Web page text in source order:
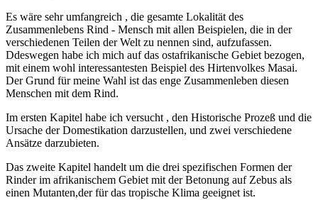
Es wäre sehr umfangreich , die gesamte Lokalität des
Zusammenlebens Rind - Mensch mit allen Beispielen, die in der
verschiedenen Teilen der Welt zu nennen sind, aufzufassen.
Ddeswegen habe ich mich auf das ostafrikanische Gebiet bezogen,
mit einem wohl interessantesten Beispiel des Hirtenvolkes Masai.
Der Grund für meine Wahl ist das enge Zusammenleben diesen
Menschen mit dem Rind.
Im ersten Kapitel habe ich versucht , den Historische Prozeß und die
Ursache der Domestikation darzustellen, und zwei verschiedene
Ansätze darzubieten.
Das zweite Kapitel handelt um die drei spezifischen Formen der
Rinder im afrikanischem Gebiet mit der Betonung auf Zebus als
einen Mutanten,der für das tropische Klima geeignet ist.